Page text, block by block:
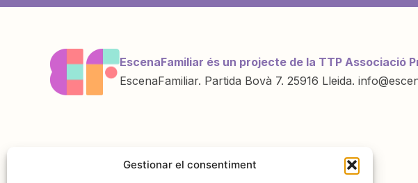
Gestionar el consentiment
EscenaFamiliar és un projecte de la TTP Associació
EscenaFamiliar. Partida Bovà 7. 25916 Lleida.
Amb la col·laboració de: